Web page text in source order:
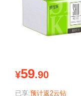
¥59.90
已享:预计返2云钻